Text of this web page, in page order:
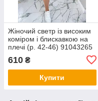
Жіночий светр із високим
коміром і блискавкою на
плечі (р. 42-46) 91043265
610 ₴
Купити